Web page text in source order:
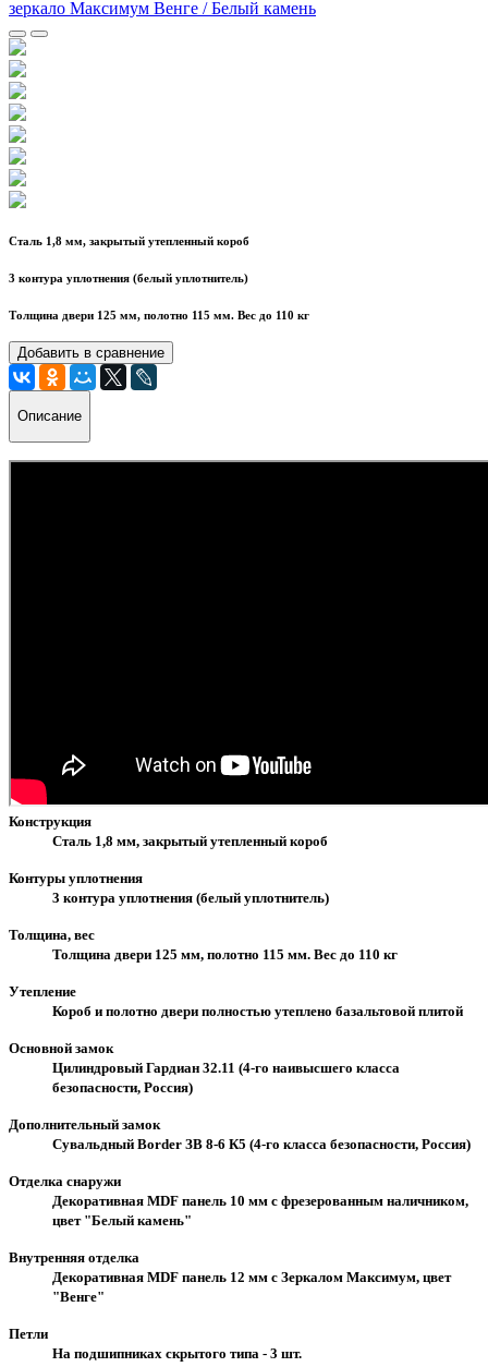
Сталь 1,8 мм, закрытый утепленный короб
3 контура уплотнения (белый уплотнитель)
Толщина двери 125 мм, полотно 115 мм. Вес до 110 кг
Добавить в сравнение
Описание
Конструкция
Сталь 1,8 мм, закрытый утепленный короб
Контуры уплотнения
3 контура уплотнения (белый уплотнитель)
Толщина, вес
Толщина двери 125 мм, полотно 115 мм. Вес до 110 кг
Утепление
Короб и полотно двери полностью утеплено базальтовой плитой
Основной замок
Цилиндровый Гардиан 32.11 (4-го наивысшего класса
безопасности, Россия)
Дополнительный замок
Сувальдный Border ЗВ 8-6 К5 (4-го класса безопасности, Россия)
Отделка снаружи
Декоративная MDF панель 10 мм с фрезерованным наличником,
цвет "Белый камень"
Внутренняя отделка
Декоративная MDF панель 12 мм с Зеркалом Максимум, цвет
"Венге"
Петли
На подшипниках скрытого типа - 3 шт.